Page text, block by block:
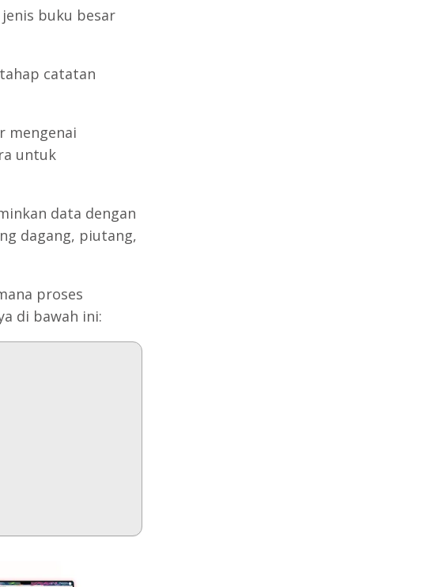
buku besar
catatan
mengenai
untuk
data dengan
dagang, piutang,
proses
di bawah ini: